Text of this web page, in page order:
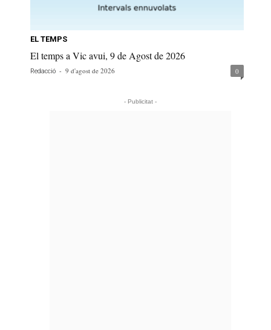
EL TEMPS
El temps a Vic avui, 9 de Agost de 2026
Redacció - 9 d'agost de 2026 0
- Publicitat -